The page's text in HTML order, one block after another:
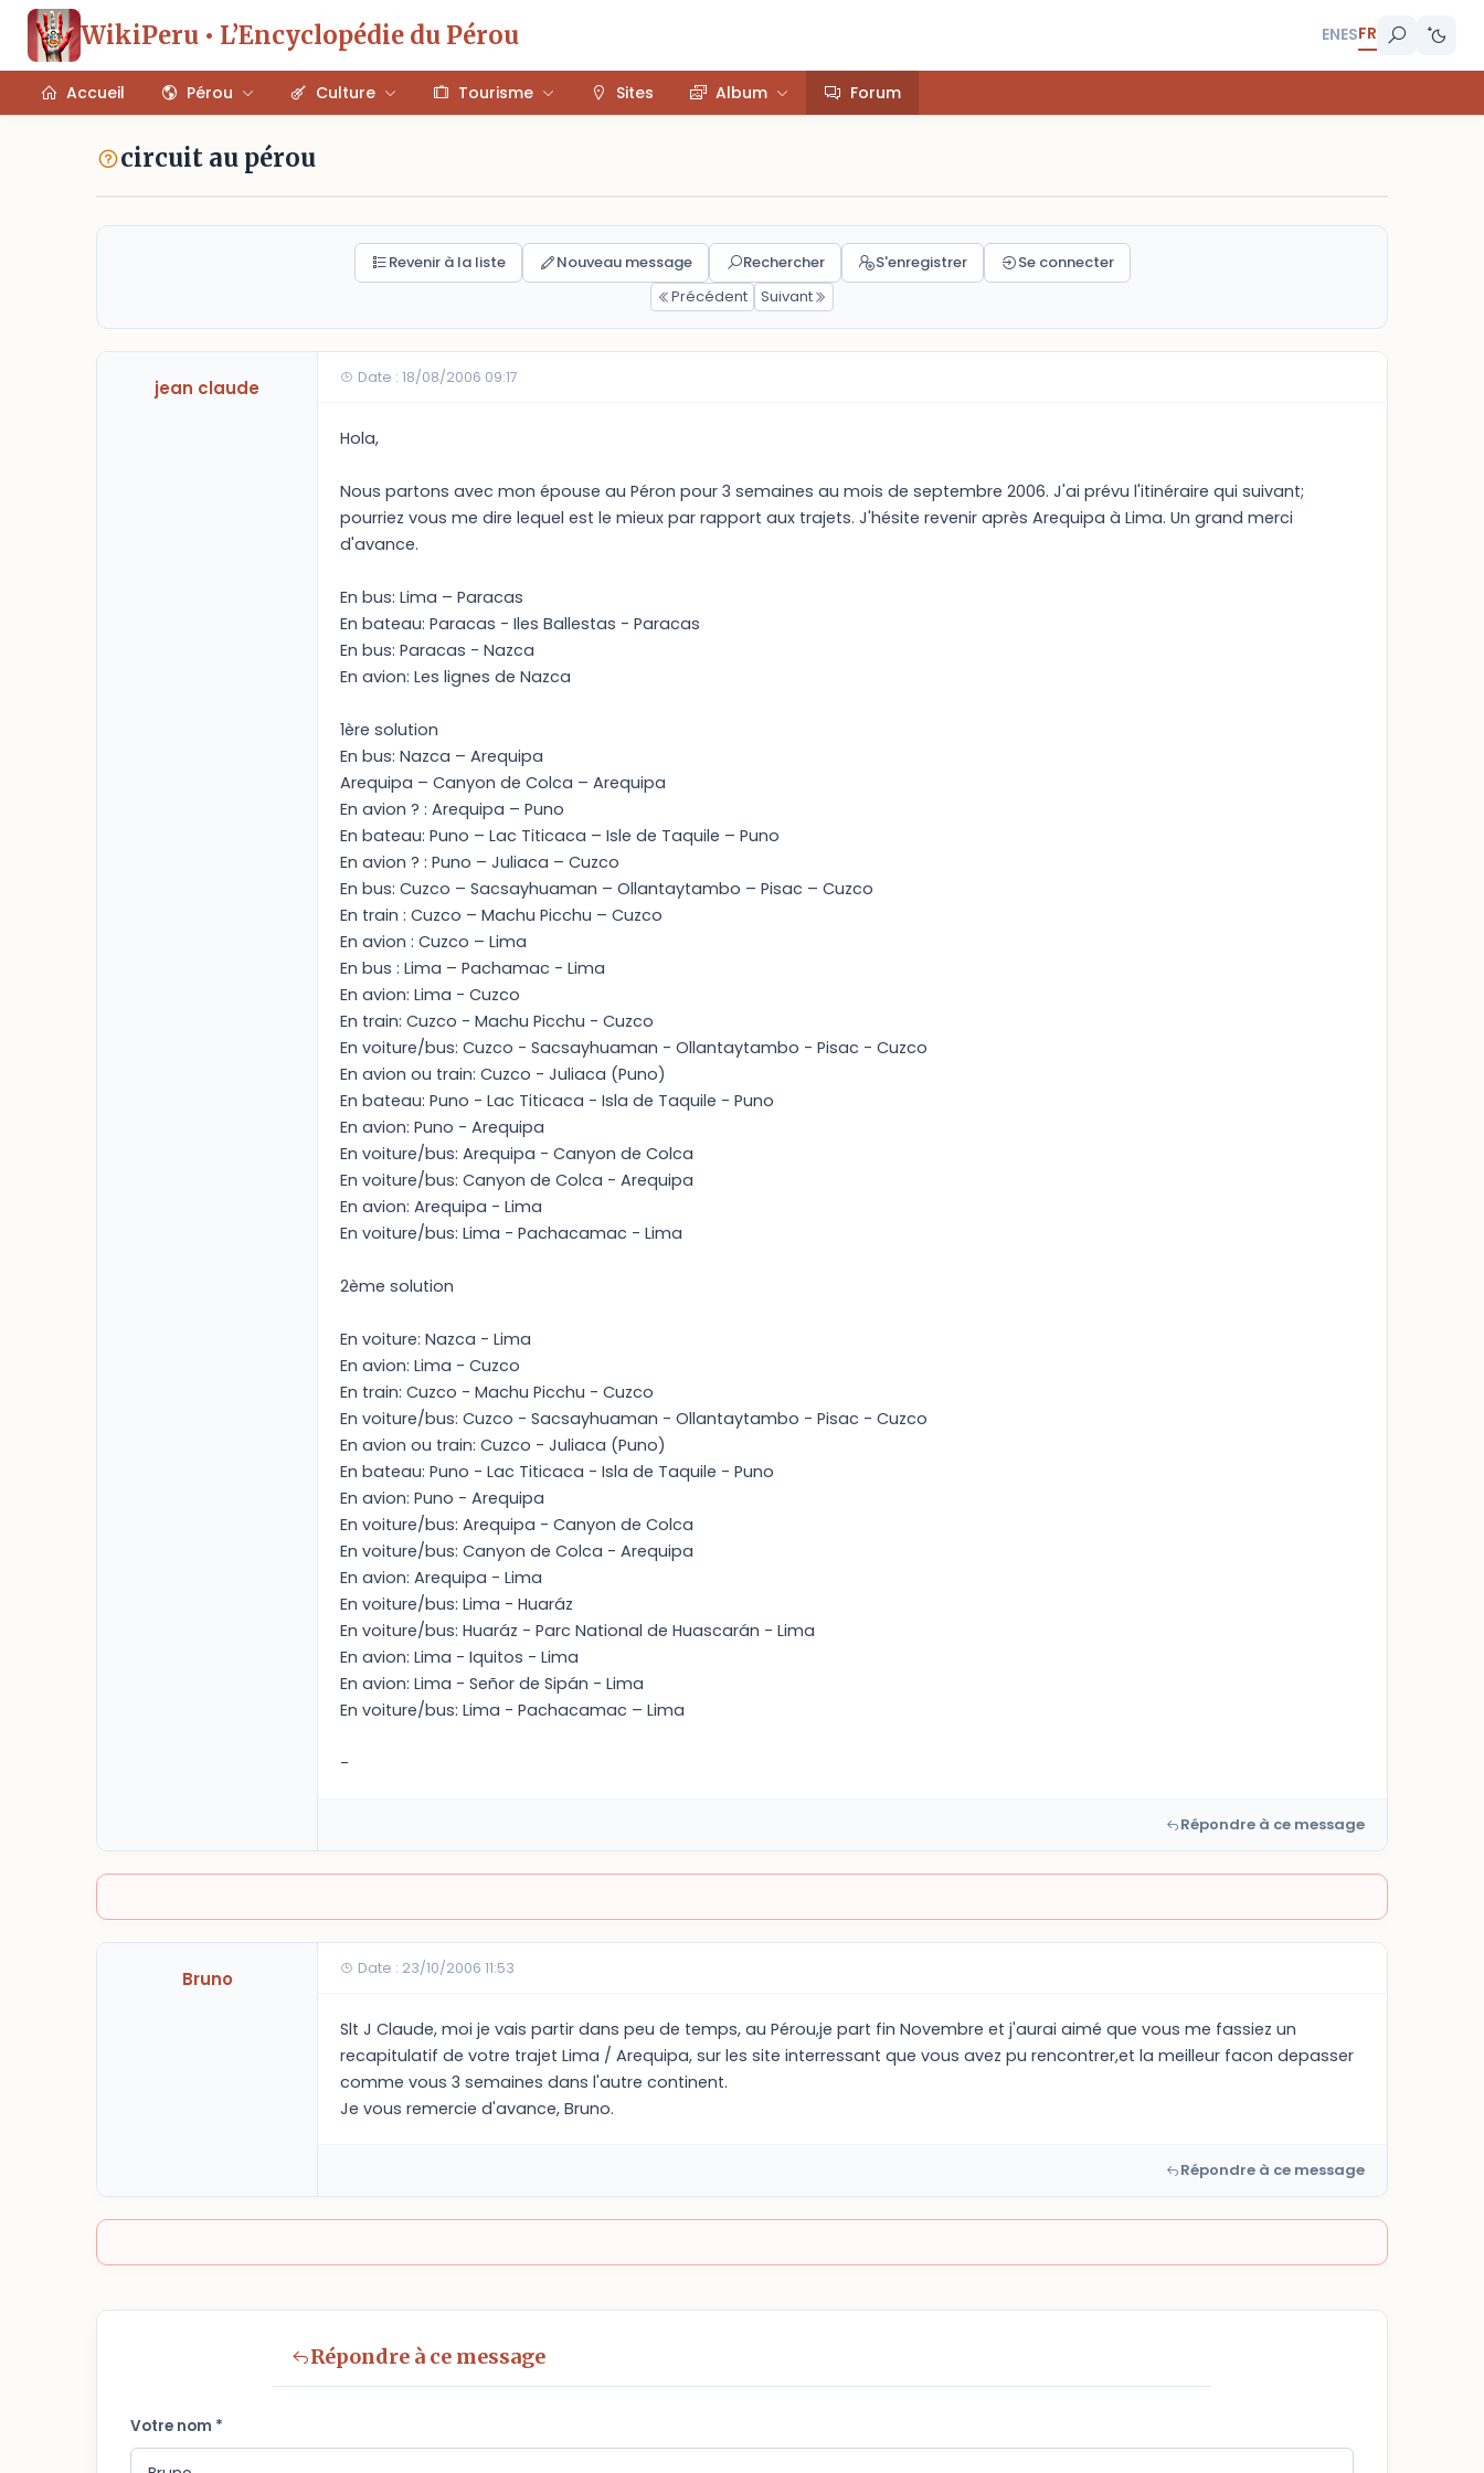
WikiPeru • L’Encyclopédie du Pérou ENESFR
Accueil Pérou Culture Tourisme Sites Album Forum
circuit au pérou
Revenir à la liste Nouveau message Rechercher S'enregistrer
Se connecter
Précédent
Suivant
jean claude Date : 18/08/2006 09:17
Hola,
Nous partons avec mon épouse au Péron pour 3 semaines au mois de septembre 2006. J'ai prévu l'itinéraire qui suivant;
pourriez vous me dire lequel est le mieux par rapport aux trajets. J'hésite revenir après Arequipa à Lima. Un grand merci
d'avance.
En bus: Lima – Paracas
En bateau: Paracas - Iles Ballestas - Paracas
En bus: Paracas - Nazca
En avion: Les lignes de Nazca
1ère solution
En bus: Nazca – Arequipa
Arequipa – Canyon de Colca – Arequipa
En avion ? : Arequipa – Puno
En bateau: Puno – Lac Titicaca – Isle de Taquile – Puno
En avion ? : Puno – Juliaca – Cuzco
En bus: Cuzco – Sacsayhuaman – Ollantaytambo – Pisac – Cuzco
En train : Cuzco – Machu Picchu – Cuzco
En avion : Cuzco – Lima
En bus : Lima – Pachamac - Lima
En avion: Lima - Cuzco
En train: Cuzco - Machu Picchu - Cuzco
En voiture/bus: Cuzco - Sacsayhuaman - Ollantaytambo - Pisac - Cuzco
En avion ou train: Cuzco - Juliaca (Puno)
En bateau: Puno - Lac Titicaca - Isla de Taquile - Puno
En avion: Puno - Arequipa
En voiture/bus: Arequipa - Canyon de Colca
En voiture/bus: Canyon de Colca - Arequipa
En avion: Arequipa - Lima
En voiture/bus: Lima - Pachacamac - Lima
2ème solution
En voiture: Nazca - Lima
En avion: Lima - Cuzco
En train: Cuzco - Machu Picchu - Cuzco
En voiture/bus: Cuzco - Sacsayhuaman - Ollantaytambo - Pisac - Cuzco
En avion ou train: Cuzco - Juliaca (Puno)
En bateau: Puno - Lac Titicaca - Isla de Taquile - Puno
En avion: Puno - Arequipa
En voiture/bus: Arequipa - Canyon de Colca
En voiture/bus: Canyon de Colca - Arequipa
En avion: Arequipa - Lima
En voiture/bus: Lima - Huaráz
En voiture/bus: Huaráz - Parc National de Huascarán - Lima
En avion: Lima - Iquitos - Lima
En avion: Lima - Señor de Sipán - Lima
En voiture/bus: Lima - Pachacamac – Lima
-
Répondre à ce message
Bruno Date : 23/10/2006 11:53
Slt J Claude, moi je vais partir dans peu de temps, au Pérou,je part fin Novembre et j'aurai aimé que vous me fassiez un
recapitulatif de votre trajet Lima / Arequipa, sur les site interressant que vous avez pu rencontrer,et la meilleur facon depasser
comme vous 3 semaines dans l'autre continent.
Je vous remercie d'avance, Bruno.
Répondre à ce message
Répondre à ce message
Votre nom *